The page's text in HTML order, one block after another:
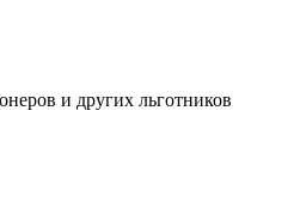
и других льготников